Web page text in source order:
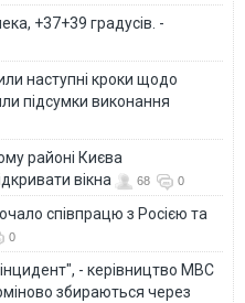
+37+39 градусів. -
наступні кроки щодо
підсумки виконання
районі Києва
вікна
68 0
співпрацю з Росією та
0
- керівництво МВС
збираються через